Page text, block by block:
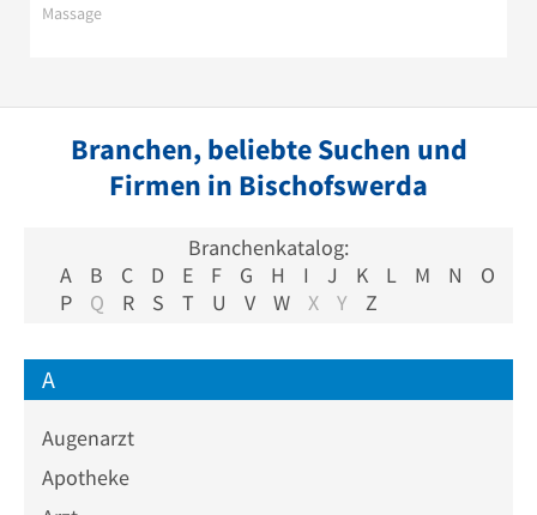
Massage
Branchen, beliebte Suchen und
Firmen in Bischofswerda
Branchenkatalog:
A
B C D E F G H I J K L M N
O
P
Q R S T U V W X Y Z
A
Augenarzt
Apotheke